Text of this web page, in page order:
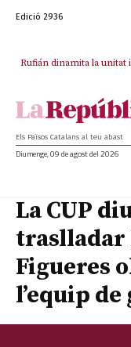
Edició 2936
Rufián dinamita la
Els Països Catalans al teu abast
Diumenge, 09 de agost del 2026
La CUP
traslladar
Figueres
l’equip